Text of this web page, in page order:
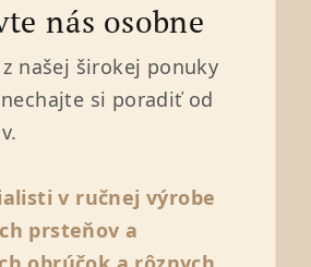
nás osobne
našej širokej ponuky
si poradiť od
v ručnej výrobe
prsteňov a